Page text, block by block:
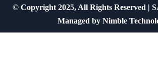
© Copyright 2025, All Rights Reserved |
Managed by Nimble